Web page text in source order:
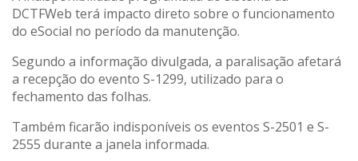
DCTFWeb terá impacto direto sobre o funcionamento
do eSocial no período da manutenção.
Segundo a informação divulgada, a paralisação afetará
a recepção do evento S-1299, utilizado para o
fechamento das folhas.
Também ficarão indisponíveis os eventos S-2501 e S-
2555 durante a janela informada.